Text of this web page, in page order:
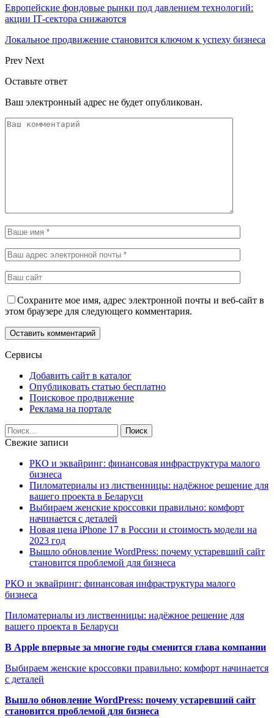
Европейские фондовые рынки под давлением технологий:
акции IT‑сектора снижаются
Локальное продвижение становится ключом к успеху бизнеса
Prev Next
Оставьте ответ
Ваш электронный адрес не будет опубликован.
Сохраните мое имя, адрес электронной почты и веб-сайт в
этом браузере для следующего комментария.
Сервисы
Добавить сайт в каталог
Опубликовать статью бесплатно
Поисковое продвижение
Реклама на портале
Свежие записи
РКО и эквайринг: финансовая инфраструктура малого
бизнеса
Пиломатериалы из лиственницы: надёжное решение для
вашего проекта в Беларуси
Выбираем женские кроссовки правильно: комфорт
начинается с деталей
Новая цена iPhone 17 в России и стоимость модели на
2023 год
Вышло обновление WordPress: почему устаревший сайт
становится проблемой для бизнеса
РКО и эквайринг: финансовая инфраструктура малого
бизнеса
Пиломатериалы из лиственницы: надёжное решение для
вашего проекта в Беларуси
В Apple впервые за многие годы сменится глава компании
Выбираем женские кроссовки правильно: комфорт начинается
с деталей
Вышло обновление WordPress: почему устаревший сайт
становится проблемой для бизнеса